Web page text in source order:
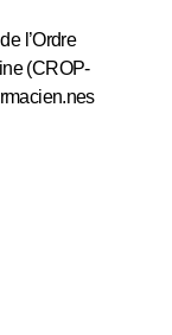
l’Ordre
(CROP-